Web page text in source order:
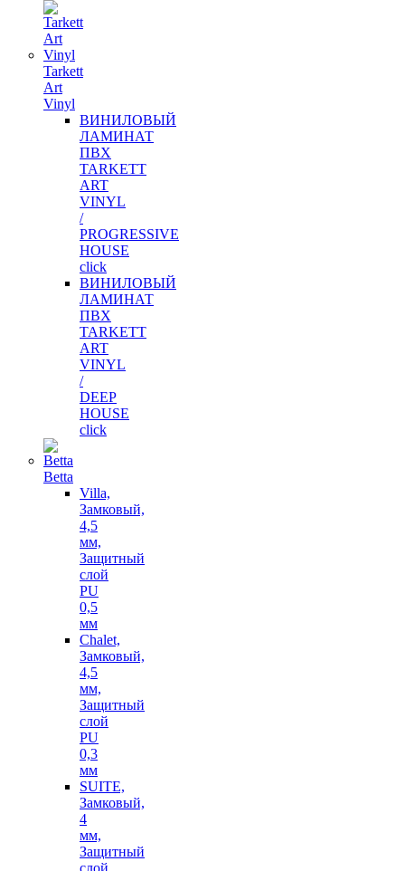
Tarkett
Art
Vinyl
ВИНИЛОВЫЙ
ЛАМИНАТ
ПВХ
TARKETT
ART
VINYL
/
PROGRESSIVE
HOUSE
click
ВИНИЛОВЫЙ
ЛАМИНАТ
ПВХ
TARKETT
ART
VINYL
/
DEEP
HOUSE
click
Betta
Villa,
Замковый,
4,5
мм,
Защитный
слой
PU
0,5
мм
Chalet,
Замковый,
4,5
мм,
Защитный
слой
PU
0,3
мм
SUITE,
Замковый,
4
мм,
Защитный
слой